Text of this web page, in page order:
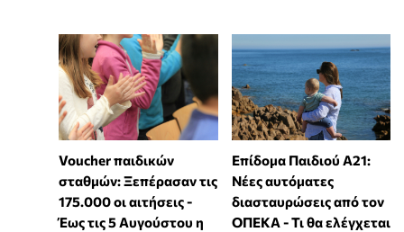
Voucher παιδικών
σταθμών: Ξεπέρασαν τις
175.000 οι αιτήσεις -
Έως τις 5 Αυγούστου η
Επίδομα Παιδιού Α21:
Νέες αυτόματες
διασταυρώσεις από τον
ΟΠΕΚΑ - Τι θα ελέγχεται